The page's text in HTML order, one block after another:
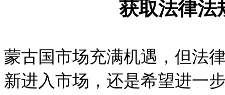
获取法律法
蒙古国市场充满机遇，但法
新进入市场，还是希望进一